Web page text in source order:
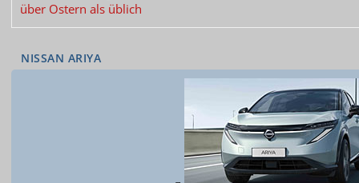
über Ostern als üblich
NISSAN ARIYA